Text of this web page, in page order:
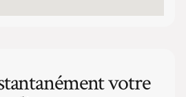
votre